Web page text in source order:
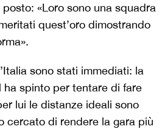
«Loro sono una squadra
quest’oro dimostrando
sono stati immediati: la
ha spinto per tentare di fare
lui le distanze ideali sono
cercato di rendere la gara più